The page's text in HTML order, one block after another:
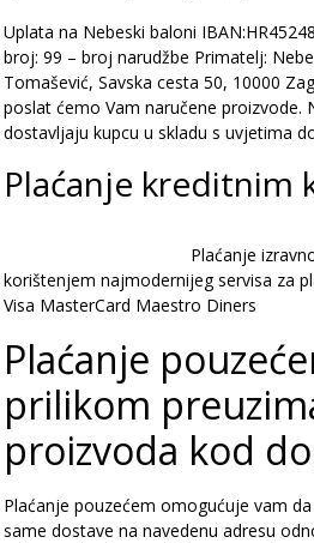
Uplata na Nebeski baloni
broj: 99 – broj narudžbe Primatelj:
Tomašević, Savska cesta 50, 10000
poslat ćemo Vam naručene proizvode.
dostavljaju kupcu u skladu s uvjetima
Plaćanje kreditnim
Plaćanje
korištenjem najmodernijeg servisa za
Visa MasterCard Maestro Diners
Plaćanje
prilikom
proizvoda kod
Plaćanje pouzećem omogućuje vam
same dostave na navedenu adresu